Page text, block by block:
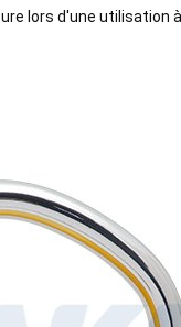
lors d'une utilisation